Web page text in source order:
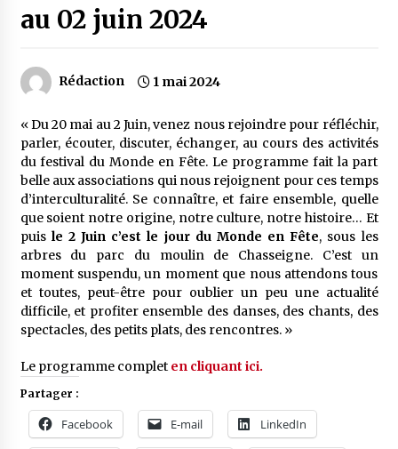
au 02 juin 2024
Rédaction 1 mai 2024
« Du 20 mai au 2 Juin, venez nous rejoindre pour réfléchir,
parler, écouter, discuter, échanger, au cours des activités
du festival du Monde en Fête. Le programme fait la part
belle aux associations qui nous rejoignent pour ces temps
d’interculturalité. Se connaître, et faire ensemble, quelle
que soient notre origine, notre culture, notre histoire… Et
puis le 2 Juin c’est le jour du Monde en Fête, sous les
arbres du parc du moulin de Chasseigne. C’est un
moment suspendu, un moment que nous attendons tous
et toutes, peut-être pour oublier un peu une actualité
difficile, et profiter ensemble des danses, des chants, des
spectacles, des petits plats, des rencontres. »
Le programme complet en cliquant ici.
Partager :
Facebook E-mail LinkedIn